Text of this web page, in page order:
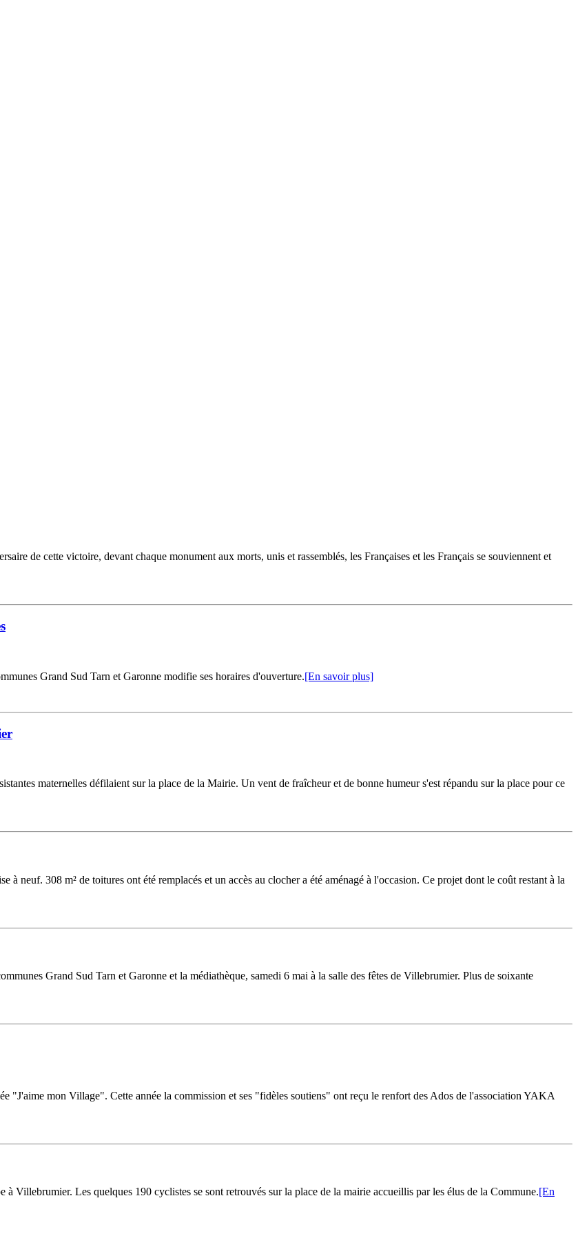
de cette victoire, devant chaque monument aux morts, unis et rassemblés, les Françaises et les Français se souviennent et
Grand Sud Tarn et Garonne modifie ses horaires d'ouverture.[En savoir plus]
maternelles défilaient sur la place de la Mairie. Un vent de fraîcheur et de bonne humeur s'est répandu sur la place pour ce
à neuf. 308 m² de toitures ont été remplacés et un accès au clocher a été aménagé à l'occasion. Ce projet dont le coût restant à la
Grand Sud Tarn et Garonne et la médiathèque, samedi 6 mai à la salle des fêtes de Villebrumier. Plus de soixante
"J'aime mon Village". Cette année la commission et ses "fidèles soutiens" ont reçu le renfort des Ados de l'association YAKA
Villebrumier. Les quelques 190 cyclistes se sont retrouvés sur la place de la mairie accueillis par les élus de la Commune.[En